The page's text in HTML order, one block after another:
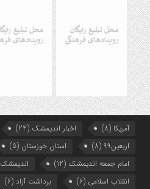
آمریکا (8) اخبار اندیمشک (24)
اربعین99
(8) استان خوزستان (5)
امام جمعه اندیمشک (12) اندیمشک
انقلاب اسلامی (6) برداشت آزاد (6)